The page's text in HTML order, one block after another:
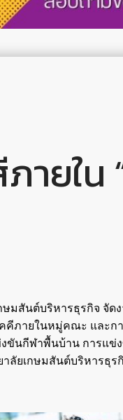
ยใน
ษมสันต์บริหารธุรกิจ จั
คีภายในหมู่คณะ และ
ขันกีฬาพื้นบ้าน การแข่
ยเกษมสันต์บริหารธุร